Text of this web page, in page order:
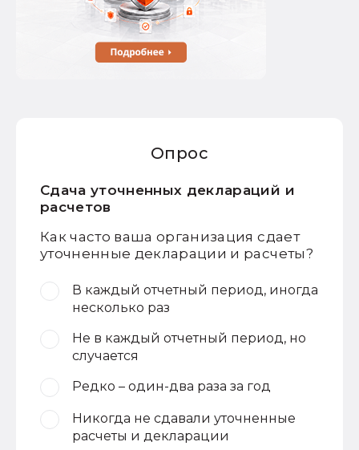
Опрос
Сдача уточненных деклараций и
расчетов
Как часто ваша организация сдает
уточненные декларации и расчеты?
В каждый отчетный период, иногда
несколько раз
Не в каждый отчетный период, но
случается
Редко – один-два раза за год
Никогда не сдавали уточненные
расчеты и декларации